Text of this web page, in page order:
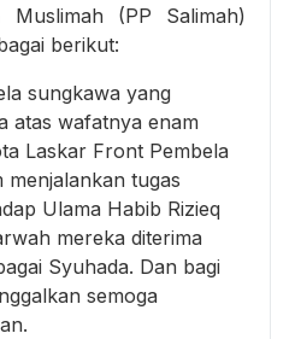
Muslimah (PP Salimah)
berikut:
sungkawa yang
atas wafatnya enam
Laskar Front Pembela
menjalankan tugas
Ulama Habib Rizieq
mereka diterima
Syuhada. Dan bagi
semoga